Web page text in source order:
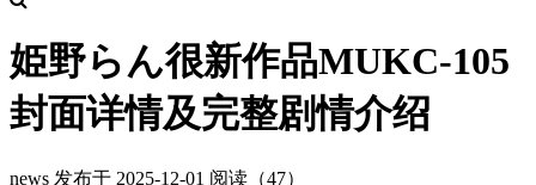
姫野らん很新作品MUKC-105
封面详情及完整剧情介绍
news 发布于 2025-12-01 阅读（47）